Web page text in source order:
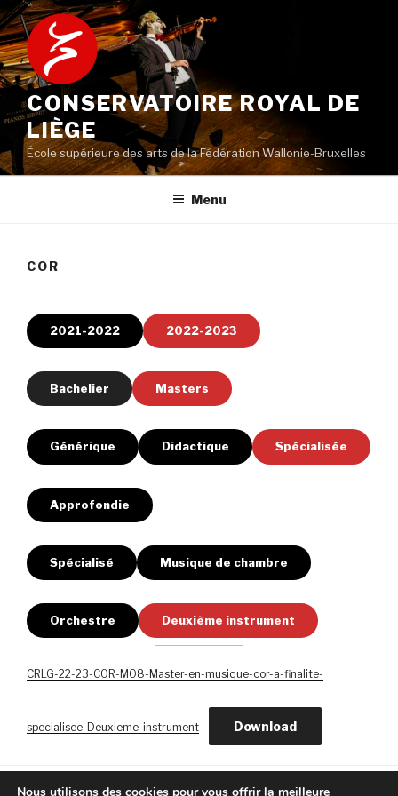
Aller
au
contenu
principal
CONSERVATOIRE ROYAL DE
LIÈGE
École supérieure des arts de la Fédération Wallonie-Bruxelles
Menu
COR
2021-2022 2022-2023
Bachelier Masters
Générique Didactique Spécialisée
Approfondie
Spécialisé Musique de chambre
Orchestre Deuxième instrument
CRLG-22-23-COR-M08-Master-en-musique-cor-a-finalite-
specialisee-Deuxieme-instrument Download
Nous utilisons des cookies pour vous offrir la meilleure